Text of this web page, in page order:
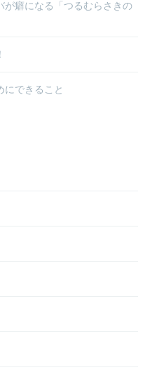
が癖になる「つるむらさきの
にできること